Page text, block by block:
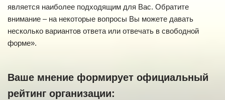
является наиболее подходящим для Вас. Обратите
внимание – на некоторые вопросы Вы можете давать
несколько вариантов ответа или отвечать в свободной
форме».
Ваше мнение формирует официальный
рейтинг организации: